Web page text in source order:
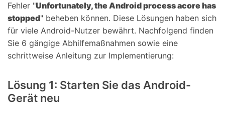
Fehler "Unfortunately, the Android process acore has
stopped" beheben können. Diese Lösungen haben sich
für viele Android-Nutzer bewährt. Nachfolgend finden
Sie 6 gängige Abhilfemaßnahmen sowie eine
schrittweise Anleitung zur Implementierung:
Lösung 1: Starten Sie das Android-
Gerät neu